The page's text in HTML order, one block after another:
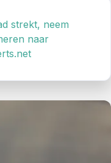
strekt, neem
naar